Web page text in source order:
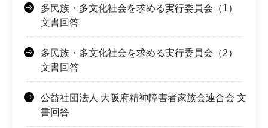
多民族・多文化社会を求める実行委員会（1）
文書回答
多民族・多文化社会を求める実行委員会（2）
文書回答
公益社団法人 大阪府精神障害者家族会連合会 文
書回答